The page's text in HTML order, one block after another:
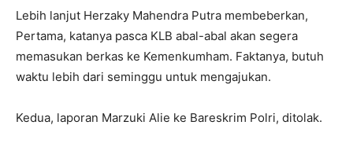
Lebih lanjut Herzaky Mahendra Putra membeberkan,
Pertama, katanya pasca KLB abal-abal akan segera
memasukan berkas ke Kemenkumham. Faktanya, butuh
waktu lebih dari seminggu untuk mengajukan.
Kedua, laporan Marzuki Alie ke Bareskrim Polri, ditolak.